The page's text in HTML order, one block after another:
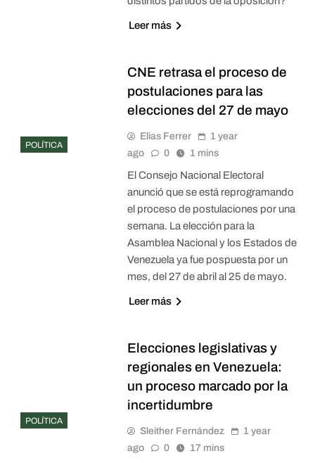
Leer más
POLÍTICA
CNE retrasa el proceso de
postulaciones para las
elecciones del 27 de mayo
Elias Ferrer
1 year
ago
0 1 mins
El Consejo Nacional Electoral
anunció que se está reprogramando
el proceso de postulaciones por una
semana. La elección para la
Asamblea Nacional y los Estados de
Venezuela ya fue pospuesta por un
mes, del 27 de abril al 25 de mayo.
Leer más
POLÍTICA
Elecciones legislativas y
regionales en Venezuela:
un proceso marcado por la
incertidumbre
Sleither Fernández
1 year
ago
0 17 mins